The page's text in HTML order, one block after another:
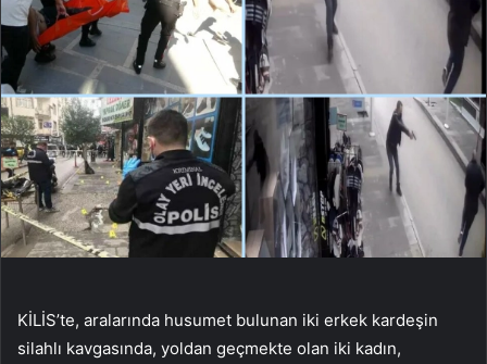
KİLİS’te, aralarında husumet bulunan iki erkek kardeşin
silahlı kavgasında, yoldan geçmekte olan iki kadın,